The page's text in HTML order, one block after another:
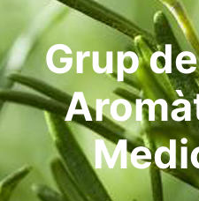
contentGrup